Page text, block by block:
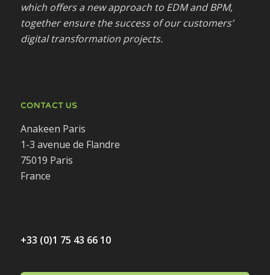
which offers a new approach to EDM and BPM,
together ensure the success of our customers’
digital transformation projects.
CONTACT US
Anakeen Paris
1-3 avenue de Flandre
75019 Paris
France
+33 (0)1 75 43 66 10